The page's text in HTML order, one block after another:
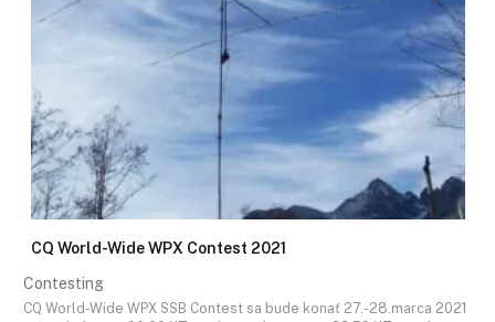
CQ World-Wide WPX Contest 2021
Contesting
CQ World-Wide WPX SSB Contest sa bude konať 27.-28.marca 2021